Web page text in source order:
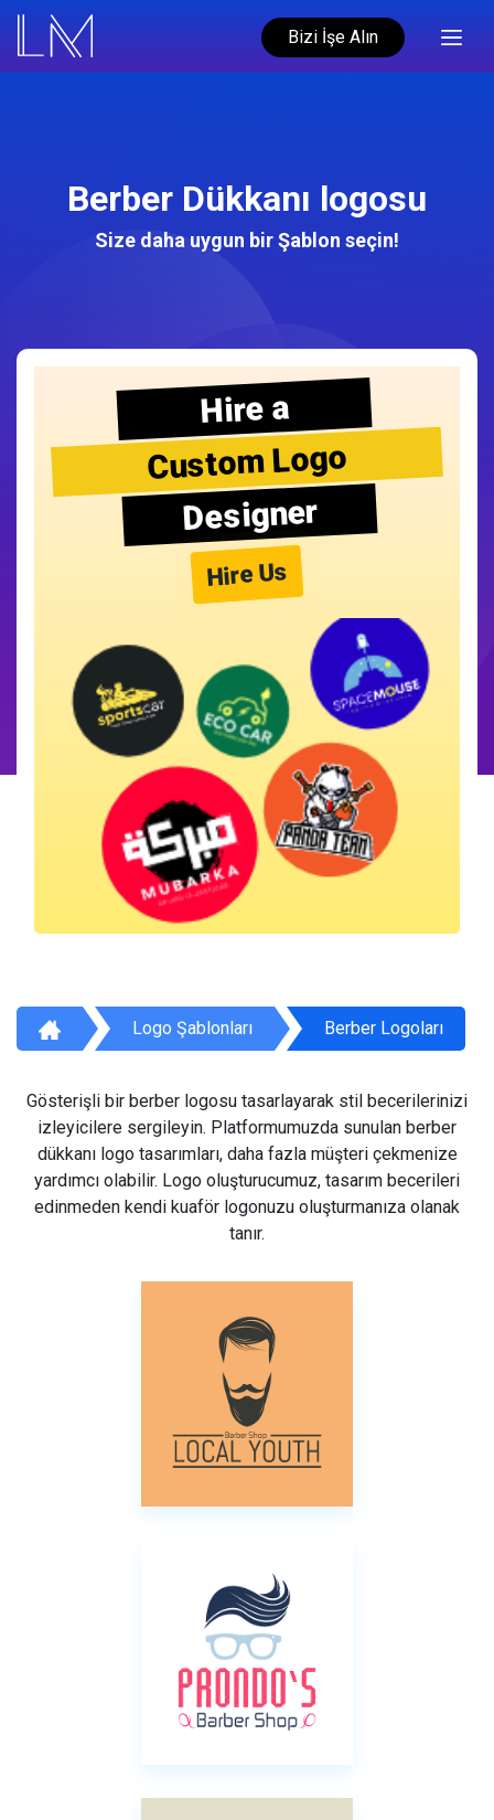
Bizi İşe Alın
Berber Dükkanı logosu
Size daha uygun bir Şablon seçin!
Hire a
Custom Logo
Designer
Hire Us
Logo Şablonları Berber Logoları
Gösterişli bir berber logosu tasarlayarak stil becerilerinizi
izleyicilere sergileyin. Platformumuzda sunulan berber
dükkanı logo tasarımları, daha fazla müşteri çekmenize
yardımcı olabilir. Logo oluşturucumuz, tasarım becerileri
edinmeden kendi kuaför logonuzu oluşturmanıza olanak
tanır.